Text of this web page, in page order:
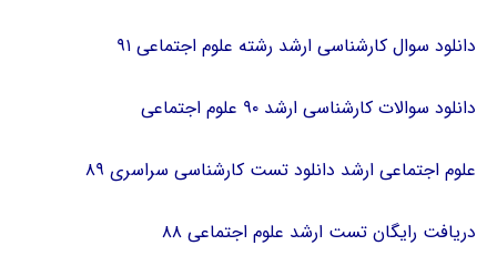
دانلود سوال کارشناسی ارشد رشته علوم اجتماعی ۹۱
دانلود سوالات کارشناسی ارشد ۹۰ علوم اجتماعی
علوم اجتماعی ارشد دانلود تست کارشناسی سراسری ۸۹
دریافت رایگان تست ارشد علوم اجتماعی ۸۸